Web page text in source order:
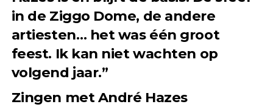
in de Ziggo Dome, de andere
artiesten… het was één groot
feest. Ik kan niet wachten op
volgend jaar.”
Zingen met André Hazes